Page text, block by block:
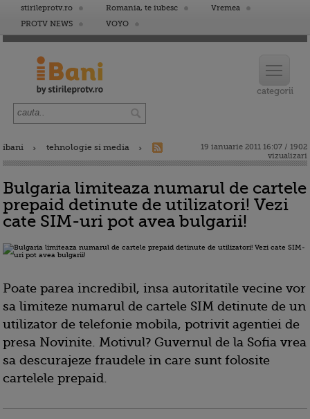
stirileprotv.ro Romania, te iubesc
Vremea
PROTV NEWS
VOYO
ibani tehnologie si media
19 ianuarie 2011 16:07 / 1902
vizualizari
Bulgaria limiteaza numarul de cartele
prepaid detinute de utilizatori! Vezi
cate SIM-uri pot avea bulgarii!
Poate parea incredibil, insa autoritatile vecine vor
sa limiteze numarul de cartele SIM detinute de un
utilizator de telefonie mobila, potrivit agentiei de
presa Novinite. Motivul? Guvernul de la Sofia vrea
sa descurajeze fraudele in care sunt folosite
cartelele prepaid.